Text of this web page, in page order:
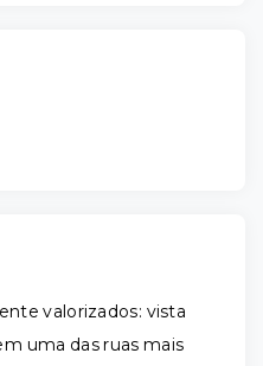
valorizados: vista
uma das ruas mais